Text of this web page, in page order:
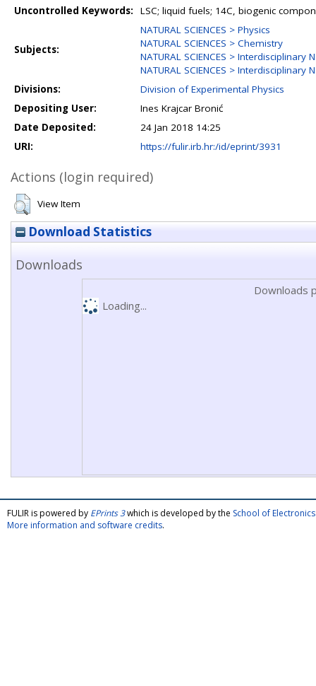
Uncontrolled Keywords:
LSC; liquid fuels; 14C, biogenic
Subjects:
NATURAL SCIENCES > Physics
NATURAL SCIENCES > Chemistry
NATURAL SCIENCES > Interdisciplinary
NATURAL SCIENCES >
Divisions:
Division of Experimental Physics
Depositing User:
Ines Krajcar Bronić
Date Deposited:
24 Jan 2018 14:25
URI:
https://fulir.irb.hr:/id/eprint/3931
Actions (login required)
View Item
Download Statistics
Downloads
Downloads
Loading...
FULIR is powered by EPrints 3which is developed by the School of
More information and software credits.